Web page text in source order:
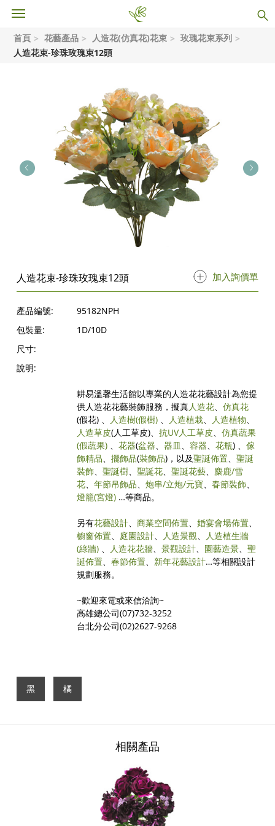
首頁 花藝產品 人造花(仿真花)花束
玫瑰花束系列
人造花束-珍珠玫瑰束12頭
人造花束-珍珠玫瑰束12頭 加入詢價單
產品編號:
95182NPH
包裝量:
1D/10D
尺寸:
說明:
耕易溫馨生活館以專業的人造花花藝設計為您提
供人造花花藝裝飾服務，擬真人造花、仿真花
(假花) 、 人造樹(假樹) 、 人造植栽、 人造植物、
人造草皮(人工草皮)、抗UV人工草皮、仿真蔬果
(假蔬果) 、花器(盆器、器皿、容器、花瓶) 、傢
飾精品、擺飾品(裝飾品)，以及聖誕佈置、聖誕
裝飾、聖誕樹、聖誕花、聖誕花藝、 麋鹿/雪
花、年節吊飾品、炮串/立炮/元寶、春節裝飾、
燈籠(宮燈) …等商品。
另有花藝設計、商業空間佈置、婚宴會場佈置、
櫥窗佈置、 庭園設計、 人造景觀、 人造植生牆
(綠牆) 、 人造花花牆、景觀設計、 園藝造景、聖
誕佈置、春節佈置、 新年花藝設計…等相關設計
規劃服務。
~歡迎來電或來信洽詢~
高雄總公司(07)732-3252
台北分公司(02)2627-9268
黑 橘
相關產品